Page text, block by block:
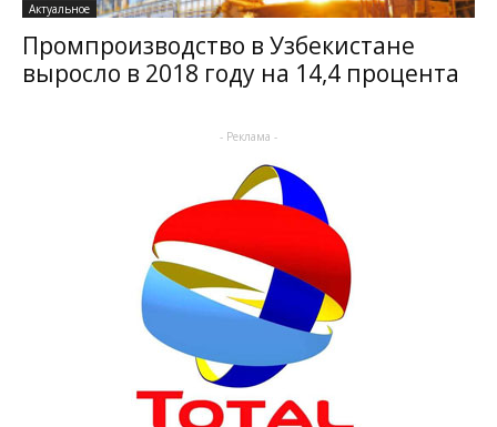
Актуальное
Промпроизводство в Узбекистане
выросло в 2018 году на 14,4 процента
- Реклама -